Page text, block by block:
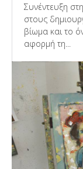
Συνέντευξη στη Ζέτα
στους
βίωμα και το
αφορμή τη...